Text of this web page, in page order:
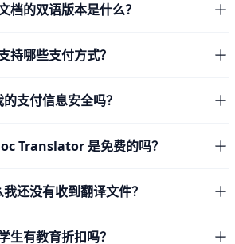
档的双语版本是什么？
持哪些支付方式？
的支付信息安全吗？
Translator 是免费的吗？
还没有收到翻译文件？
生有教育折扣吗？